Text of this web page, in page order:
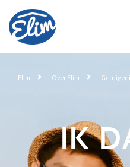
Elim Over Elim
IK